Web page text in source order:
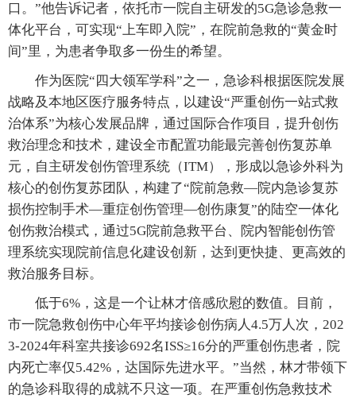
口。”他告诉记者，依托市一院自主研发的5G急诊急救一
体化平台，可实现“上车即入院”，在院前急救的“黄金时
间”里，为患者争取多一份生的希望。
作为医院“四大领军学科”之一，急诊科根据医院发展
战略及本地区医疗服务特点，以建设“严重创伤一站式救
治体系”为核心发展品牌，通过国际合作项目，提升创伤
救治理念和技术，建设全市配置功能最完善创伤复苏单
元，自主研发创伤管理系统（ITM），形成以急诊外科为
核心的创伤复苏团队，构建了“院前急救—院内急诊复苏
损伤控制手术—重症创伤管理—创伤康复”的陆空一体化
创伤救治模式，通过5G院前急救平台、院内智能创伤管
理系统实现院前信息化建设创新，达到更快捷、更高效的
救治服务目标。
低于6%，这是一个让林才倍感欣慰的数值。目前，
市一院急救创伤中心年平均接诊创伤病人4.5万人次，202
3-2024年科室共接诊692名ISS≥16分的严重创伤患者，院
内死亡率仅5.42%，达国际先进水平。”当然，林才带领下
的急诊科取得的成就不只这一项。在严重创伤急救技术